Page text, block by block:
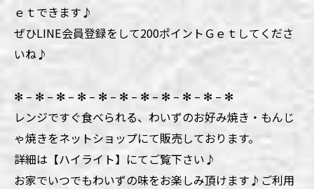
ｅｔできます♪
ぜひLINE会員登録をして200ポイントＧｅｔしてくださ
いね♪
✻ – ✻ – ✻ – ✻ – ✻ – ✻ – ✻ – ✻ – ✻ – ✻ – ✻
レンジですぐ食べられる、わいずのお好み焼き・もんじ
ゃ焼きをネットショップにて販売しております。
詳細は【ハイライト】にてご覧下さい♪
お家でいつでもわいずの味をお楽しみ頂けます♪ご利用